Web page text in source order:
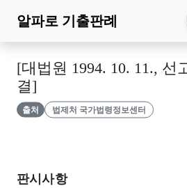
알파로 기출판례
[대법원 1994. 10. 11., 선
결]
출처 법제처 국가법령정보센터
판시사항